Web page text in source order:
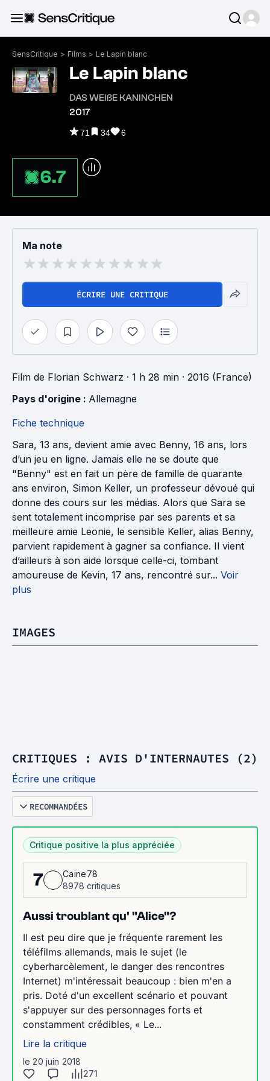
SensCritique > Films > Le Lapin blanc
Le Lapin blanc
DAS WEIßE KANINCHEN
2017
71 34 6
6.7
Ma note
ÉCRIRE UNE CRITIQUE
Film de Florian Schwarz · 1 h 28 min · 2016 (France)
Pays d'origine : Allemagne
Fiche technique
Sara, 13 ans, devient amie avec Benny, 16 ans, lors
d’un jeu en ligne. Jamais elle ne se doute que
"Benny" est en fait un père de famille de quarante
ans environ, Simon Keller, un professeur dévoué qui
donne des cours sur les médias. Alors que Sara se
sent totalement incomprise par ses parents et sa
meilleure amie Leonie, le sensible Keller, alias Benny,
parvient rapidement à gagner sa confiance. Il vient
d’ailleurs à son aide lorsque celle-ci, tombant
amoureuse de Kevin, 17 ans, rencontré sur... Voir
plus
IMAGES
CRITIQUES : AVIS D'INTERNAUTES (2)
Écrire une critique
RECOMMANDÉES
Critique positive la plus appréciée
7
Caine78
8978 critiques
Aussi troublant qu' "Alice"?
Il est peu dire que je fréquente rarement les
téléfilms allemands, mais le sujet (le
cyberharcèlement, le danger des rencontres
Internet) m'intéressait beaucoup : bien m'en a
pris. Doté d'un excellent scénario et pouvant
s'appuyer sur des personnages forts et
constamment crédibles, « Le...
Lire la critique
le 20 juin 2018
271